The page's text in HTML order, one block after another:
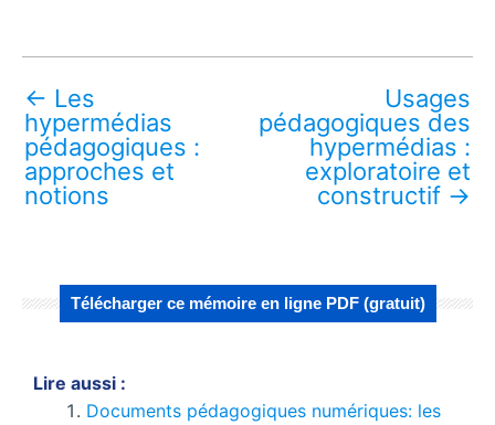
← Les
hypermédias
pédagogiques :
approches et
notions
Usages
pédagogiques des
hypermédias :
exploratoire et
constructif →
Télécharger ce mémoire en ligne PDF (gratuit)
Lire aussi :
Documents pédagogiques numériques: les